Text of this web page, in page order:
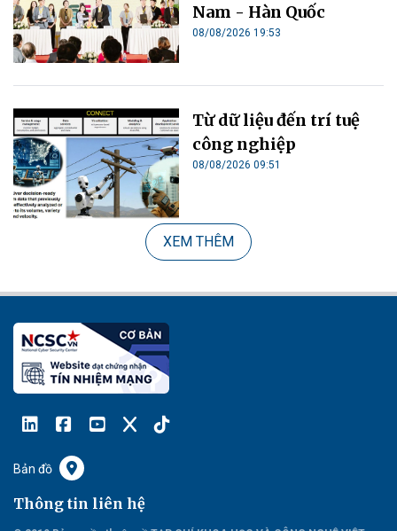
Nam - Hàn Quốc
08/08/2026 19:53
Từ dữ liệu đến trí tuệ
công nghiệp
08/08/2026 09:51
XEM THÊM
Bản đồ
Thông tin liên hệ